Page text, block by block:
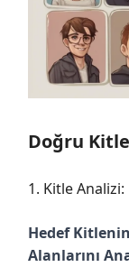
Doğru
1. Kitle Analizi:
Hedef
Alanlarını